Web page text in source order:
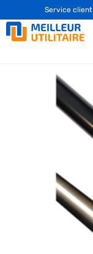
Service client